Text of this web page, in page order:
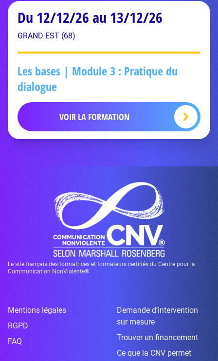
Du 12/12/26 au 13/12/26
GRAND EST (68)
Les bases | Module 3 : Pratique du
dialogue
VOIR LA FORMATION
Le site français des formatrices et formateurs certifiés du Centre pour la
Communication NonViolente®
Mentions légales
RGPD
FAQ
Demande d’intervention
sur mesure
Trouver un financement
Ce que la CNV permet